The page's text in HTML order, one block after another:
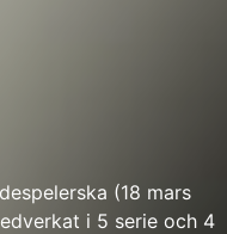
(18 mars
i 5 serie och 4